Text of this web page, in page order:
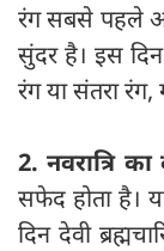
रंग सबसे पहले
सुंदर है। इस दिन
रंग या संतरा
2. नवरात्रि
सफेद होता है।
दिन देवी